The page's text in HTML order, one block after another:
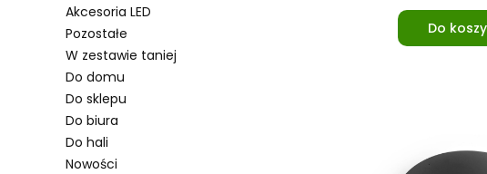
Akcesoria LED
Pozostałe
W zestawie taniej
Do domu
Do sklepu
Do biura
Do hali
Nowości
Do